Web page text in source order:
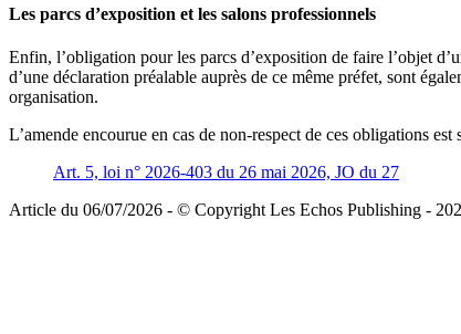
Les parcs d’exposition et les salons professionnels
Enfin, l’obligation pour les parcs d’exposition de faire l’objet
d’une déclaration préalable auprès de ce même préfet, sont
organisation.
L’amende encourue en cas de non-respect de ces obligations est
Art. 5, loi n° 2026-403 du 26 mai 2026, JO du 27
Article du 06/07/2026 - © Copyright Les Echos Publishing -